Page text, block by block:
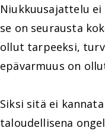
Niukkuusajattelu
se on seurausta
ollut tarpeeksi,
epävarmuus on
Siksi sitä ei
taloudellisena